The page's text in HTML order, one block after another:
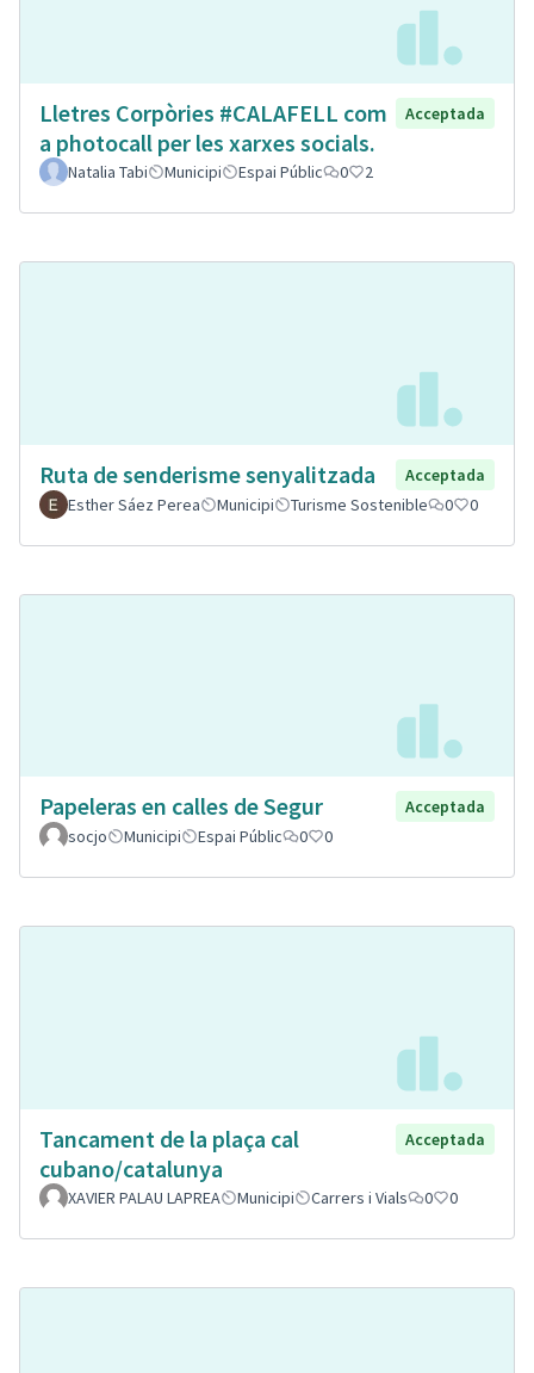
Lletres Corpòries #CALAFELL com
a photocall per les xarxes socials.
Acceptada
Natalia Tabi Municipi Espai Públic 0 2
Ruta de senderisme senyalitzada
Acceptada
Esther Sáez Perea
Municipi Turisme Sostenible 0 0
Papeleras en calles de Segur
Acceptada
socjo
Municipi Espai Públic 0 0
Tancament de la plaça cal
cubano/catalunya
Acceptada
XAVIER PALAU LAPREA Municipi Carrers i Vials 0 0